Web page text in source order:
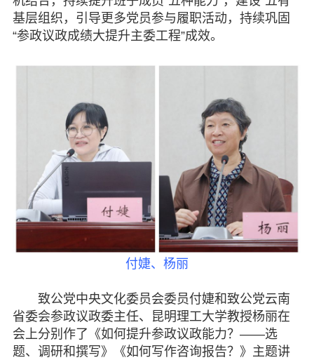
基层组织，引导更多党员参与履职活动，持续巩固
“参政议政成绩大提升主委工程”成效。
付婕、杨丽
致公党中央文化委员会委员付婕和致公党云南
省委会参政议政委主任、昆明理工大学教授杨丽在
会上分别作了《如何提升参政议政能力？——选
题、调研和撰写》《如何写作咨询报告？》主题讲